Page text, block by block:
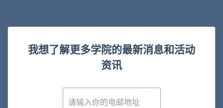
我想了解更多学院的最新消息和活动
资讯
E
m